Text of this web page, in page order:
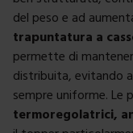
del peso e ad
trapuntatura a
permette di
distribuita, evitando
sempre uniforme. Le
termoregolatrici,